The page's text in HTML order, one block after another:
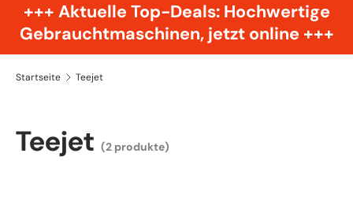
+++ Aktuelle Top-Deals: Hochwertige
Gebrauchtmaschinen, jetzt online +++
Startseite Teejet
Teejet (2 produkte)